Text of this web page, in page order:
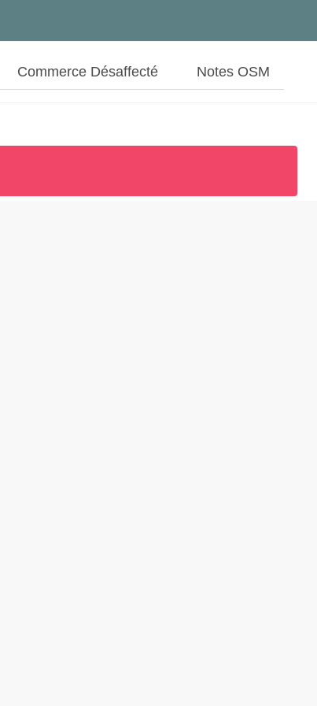
Commerce Désaffecté Notes OSM